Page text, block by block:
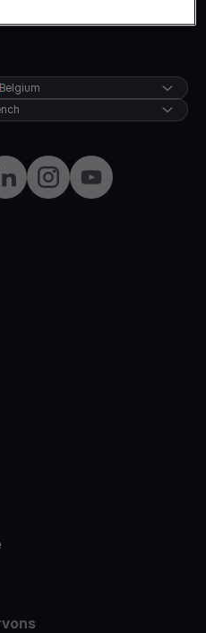
InstagramYouTube
Belgium